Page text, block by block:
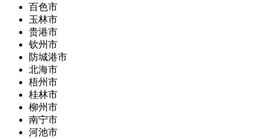
百色市
玉林市
贵港市
钦州市
防城港市
北海市
梧州市
桂林市
柳州市
南宁市
河池市